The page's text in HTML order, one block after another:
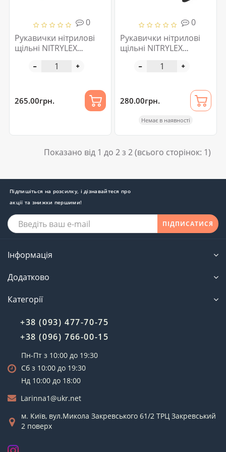
0
Рукавички нітрилові
щільні NITRYLEX
265.00грн.
0
Рукавички нітрилові
щільні NITRYLEX
Black
280.00грн.
Немає в наявності
Показано від 1 до 2 з 2 (всього сторінок: 1)
Підпишіться на розсилку, і дізнавайтеся про
акції та знижки першими!
ПІДПИСАТИСЯ
Інформація
Додатково
Категорії
+38 (093) 477-70-75
+38 (096) 766-00-15
Пн-Пт з 10:00 до 19:30
Сб з 10:00 до 19:30
Нд 10:00 до 18:00
Larinna1@ukr.net
м. Київ, вул.Микола Закревського 61/2 ТРЦ Закревський
2 поверх